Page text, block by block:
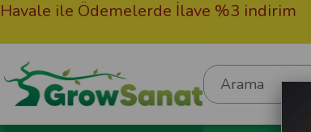
ile Ödemelerde İlave %3 indirim